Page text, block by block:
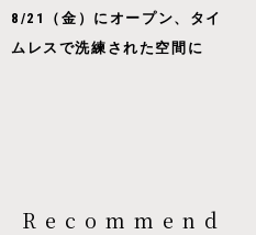
8/21（金）にオープン、タイ
ムレスで洗練された空間に
Recommend